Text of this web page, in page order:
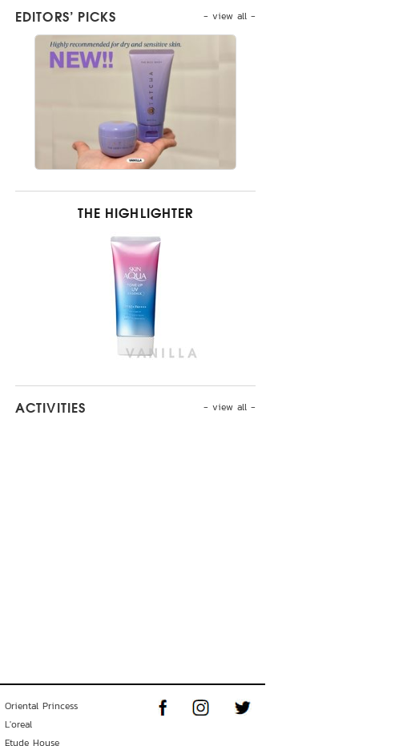
- view all -
EDITORS’ PICKS
THE HIGHLIGHTER
- view all -
ACTIVITIES
Oriental Princess
L'oreal
Etude House